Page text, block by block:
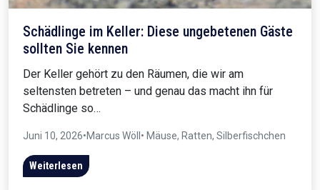
Schädlinge im Keller: Diese ungebetenen Gäste
sollten Sie kennen
Der Keller gehört zu den Räumen, die wir am
seltensten betreten – und genau das macht ihn für
Schädlinge so…
Juni 10, 2026•Marcus Wöll • Mäuse, Ratten, Silberfischchen
Weiterlesen